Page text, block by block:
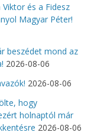
és a Fidesz
Magyar Péter!
beszédet mond az
2026-08-06
2026-08-06
hogy
holnaptól már
2026-08-06